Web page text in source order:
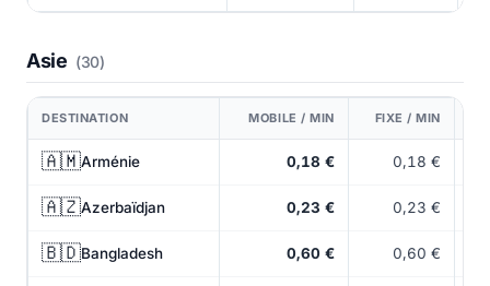
Asie (30)
DESTINATION MOBILE / MIN FIXE / MIN
🇦🇲Arménie 0,18 € 0,18 €
🇦🇿Azerbaïdjan 0,23 € 0,23 €
🇧🇩Bangladesh 0,60 € 0,60 €